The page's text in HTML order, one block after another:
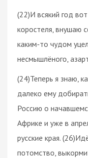
(22)И всякий год
коростеля, внушаю
каким-то чудом
несмышлёного,
(24)Теперь я знаю,
далеко ему
Россию о
Африке и уже в
русские края.
потомство,